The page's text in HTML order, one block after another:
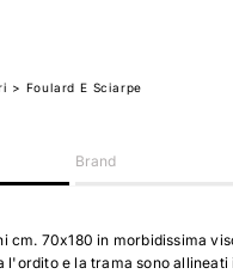
> Foulard E Sciarpe
Brand
cm. 70x180 in morbidissima
l'ordito e la trama sono